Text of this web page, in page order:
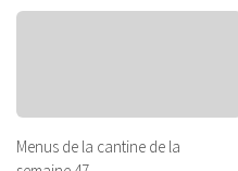
Menus de la cantine de la